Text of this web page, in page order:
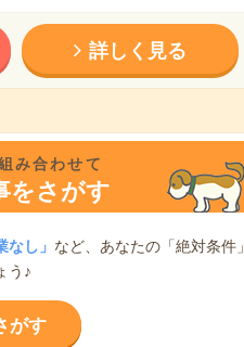
詳しく見る
み合わせて
をさがす
なし」 など、あなたの「絶対条件」
う♪
がす